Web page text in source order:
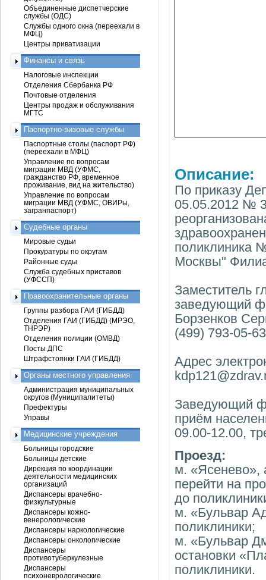
Описание:
По приказу
05.05.2012 №
поликлиника
Москвы"
Заместитель
заведующий
Борзенков
(499) 793-05-63
Адрес
Заведующий
приём
09.00-12.00,
Проезд:
м. «Ясенево»,
перейти на
до
м. «Бульвар
поликлиники;
м. «Бульвар
остановки
поликлиники.
Объединенные диспетчерские
службы (ОДС)
Службы одного окна (переехали в
МФЦ)
Центры приватизации
Финансы и связь
Налоговые инспекции
Отделения Сбербанка РФ
Почтовые отделения
Центры продаж и обслуживания
МГТС
Паспортно-визовые службы
Паспортные столы (паспорт РФ)
(переехали в МФЦ)
Управление по вопросам
миграции МВД (УФМС,
гражданство РФ, временное
проживание, вид на жительство)
Управление по вопросам
миграции МВД (УФМС, ОВИРы,
загранпаспорт)
Судебные органы
Мировые судьи
Прокуратуры по округам
Районные суды
Служба судебных приставов
(УФССП)
Правоохранительные органы
Группы разбора ГАИ (ГИБДД)
Отделения ГАИ (ГИБДД) (МРЭО,
ТНРЭР)
Отделения полиции (ОМВД)
Посты ДПС
Штрафстоянки ГАИ (ГИБДД)
Органы местного управления
Администрация муниципальных
округов (Муниципалитеты)
Префектуры
Управы
Медицинские учреждения
Больницы городские
Больницы детские
Дирекция по координации
деятельности медицинских
организаций
Диспансеры врачебно-
физкультурные
Диспансеры кожно-
венерологические
Диспансеры наркологические
Диспансеры онкологические
Диспансеры
противотуберкулезные
Диспансеры
психоневрологические